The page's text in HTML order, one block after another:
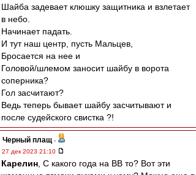
Шайба задевает клюшку защитника и взлетает
в небо.
Начинает падать.
И тут наш центр, пусть Мальцев,
Бросается на нее и
Головой/шлемом заносит шайбу в ворота
соперника?
Гол засчитают?
Ведь теперь бывает шайбу засчитывают и
после судейского свистка ?!
Черный плащ -
27 дек 2023 21:10
Карелин , С какого года на ВВ то? Вот эти